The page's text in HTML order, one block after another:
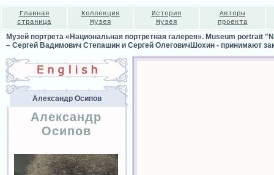
Главная
страница
Коллекция
Музея
История
Музея
Авторы
проекта
Музей портрета «Национальная портретная галерея». Museum portrait
– Сергей Вадимович Степашин и Сергей ОлеговичШохин - принимают
Александр Осипов
Александр
Осипов